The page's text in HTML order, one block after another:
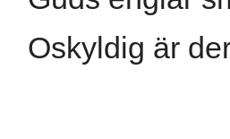
Oskyldig är